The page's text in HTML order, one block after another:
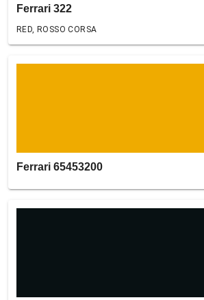
Ferrari 322
RED, ROSSO CORSA
Ferrari 65453200